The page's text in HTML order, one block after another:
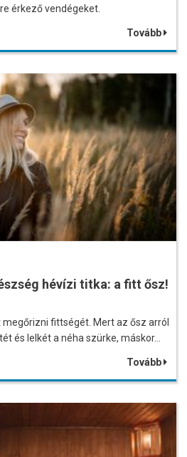
érkező vendégeket.
Tovább
hévízi titka: a fitt ősz!
fittségét. Mert az ősz arról
és lelkét a néha szürke, máskor…
Tovább